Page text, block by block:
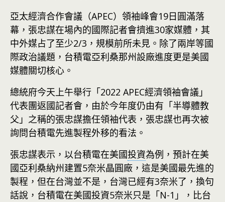
亞太經濟合作會議（APEC）領袖峰會19日圓滿落
幕，張忠謀在場內的國際記者會擠進30家媒體，其
中外媒占了至少2/3，規模前所未見。除了兩岸等國
際政治議題，台積電亞利桑那州設廠進度更是美國
媒體關切核心。
總統府今天上午舉行「2022 APEC經濟領袖會議」
代表團返國記者會，由於今年度仍由有「半導體教
父」之稱的張忠謀擔任領袖代表，張忠謀也再次被
詢問台積電先進製程外移的看法。
張忠謀表示，以台積電在美國投資為例，預計在美
國亞利桑納州建置5奈米晶圓廠，這是美國最先進的
製程，但在台灣並不是，台灣已經有3奈米了，換句
話說，台積電在美國投資5奈米只是「N-1」，比台